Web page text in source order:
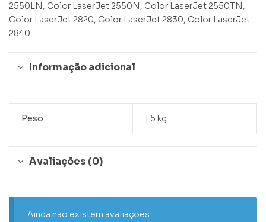
2550LN, Color LaserJet 2550N, Color LaserJet 2550TN,
Color LaserJet 2820, Color LaserJet 2830, Color LaserJet
2840
Informação adicional
Peso 1.5 kg
Avaliações (0)
Ainda não existem avaliações.